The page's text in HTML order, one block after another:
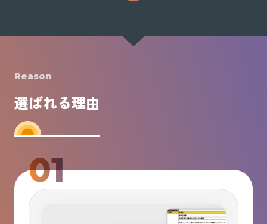
Reason
選ばれる理由
01